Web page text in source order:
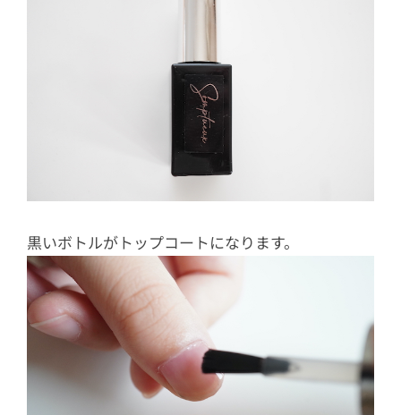
黒いボトルがトップコートになります。